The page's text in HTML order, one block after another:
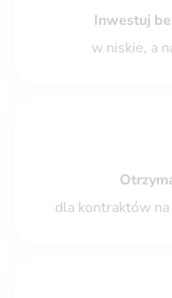
Inwestuj
w niskie, a
dla kontraktów